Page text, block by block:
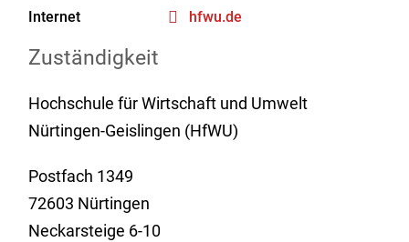
Internet
hfwu.de
Zuständigkeit
Hochschule für Wirtschaft und Umwelt
Nürtingen-Geislingen (HfWU)
Postfach 1349
72603 Nürtingen
Neckarsteige 6-10